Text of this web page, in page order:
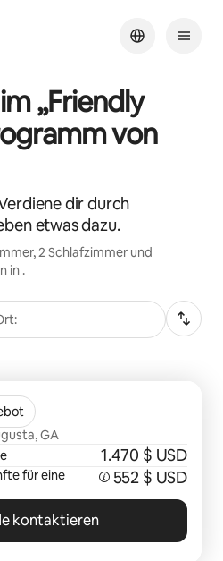
„Friendly
von
dir durch
etwas dazu.
2 Schlafzimmer und
in .
GA
1.470 $ USD
für eine
552 $ USD
kontaktieren